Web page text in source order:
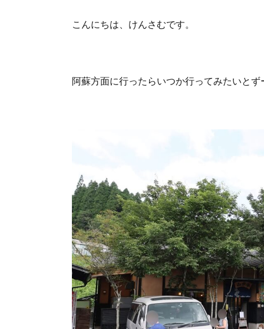
こんにちは、けんさむです。
阿蘇方面に行ったらいつか行ってみたいと